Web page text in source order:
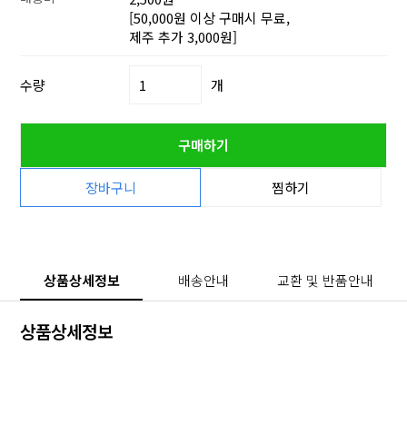
[50,000원 이상 구매시 무료,
제주 추가 3,000원]
수량 개
구매하기
장바구니 찜하기
상품상세정보 배송안내 교환 및 반품안내
상품상세정보